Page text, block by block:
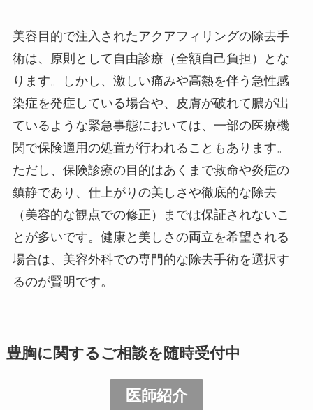
美容目的で注入されたアクアフィリングの除去手
術は、原則として自由診療（全額自己負担）とな
ります。しかし、激しい痛みや高熱を伴う急性感
染症を発症している場合や、皮膚が破れて膿が出
ているような緊急事態においては、一部の医療機
関で保険適用の処置が行われることもあります。
ただし、保険診療の目的はあくまで救命や炎症の
鎮静であり、仕上がりの美しさや徹底的な除去
（美容的な観点での修正）までは保証されないこ
とが多いです。健康と美しさの両立を希望される
場合は、美容外科での専門的な除去手術を選択す
るのが賢明です。
豊胸に関するご相談を随時受付中
医師紹介